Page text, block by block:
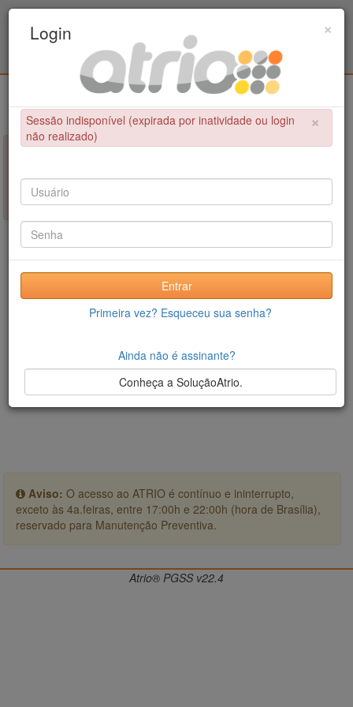
Metalúrgica e de Materiais - COPPE / UFRJ
×
NÃO FOI POSSÍVEL CONCLUIR A OPERAÇÃO
Sessão indisponível (expirada por inatividade ou login não
realizado)
Aviso: O acesso ao ATRIO é contínuo e ininterrupto,
exceto às 4a.feiras, entre 17:00h e 22:00h (hora de Brasília),
reservado para Manutenção Preventiva.
×
Login
×
Sessão indisponível (expirada por inatividade ou login
não realizado)
Entrar
Primeira vez? Esqueceu sua senha?
Ainda não é assinante?
Conheça a SoluçãoAtrio.
Atrio® PGSS v22.4